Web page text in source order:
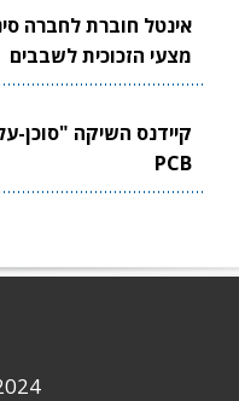
אינטל חוברת לחברה
מצעי הזכוכית לשבבים
קיידנס השיקה "סוכן-
PCB